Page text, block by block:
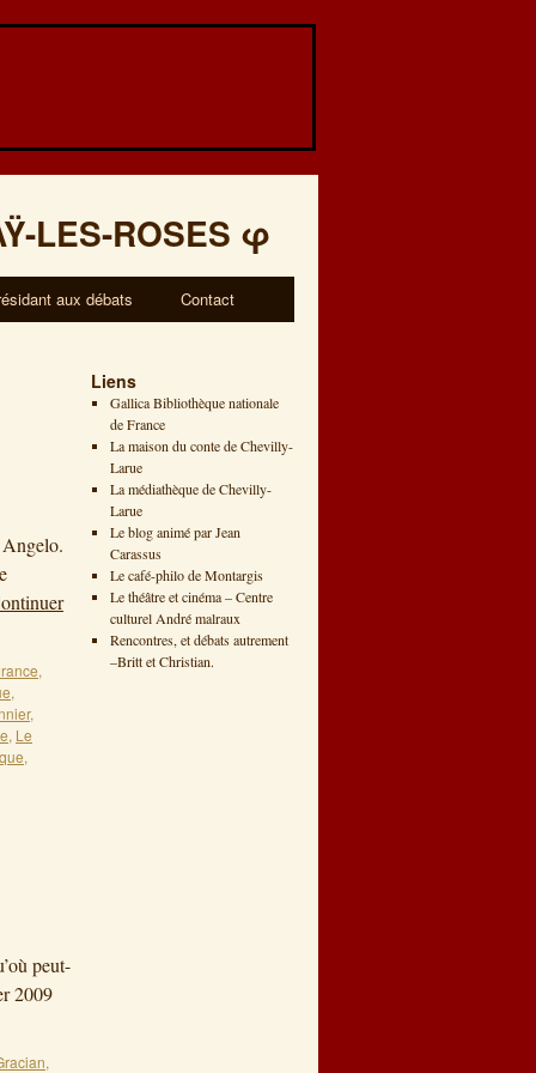
LES-ROSES φ
aux débats Contact
,
,
,
, Le
,
peut-
2009
,
Liens
Gallica Bibliothèque nationale
de France
La maison du conte de Chevilly-
Larue
La médiathèque de Chevilly-
Larue
Le blog animé par Jean
Carassus
Le café-philo de Montargis
Le théâtre et cinéma – Centre
culturel André malraux
Rencontres, et débats autrement
–Britt et Christian.